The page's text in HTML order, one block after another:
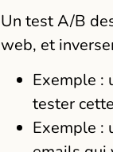
Un test A/B
web, et
Exemple :
tester
Exemple :